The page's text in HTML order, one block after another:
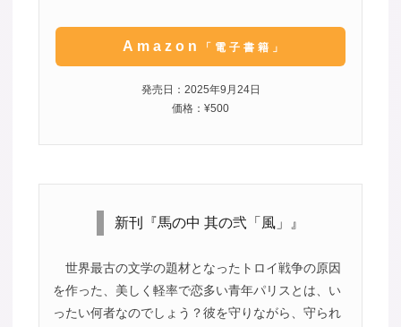
Amazon 「電子書籍」
発売日：2025年9月24日
価格：¥500
新刊『馬の中 其の弐「風」』
世界最古の文学の題材となったトロイ戦争の原因
を作った、美しく軽率で恋多い青年パリスとは、い
ったい何者なのでしょう？彼を守りながら、守られ